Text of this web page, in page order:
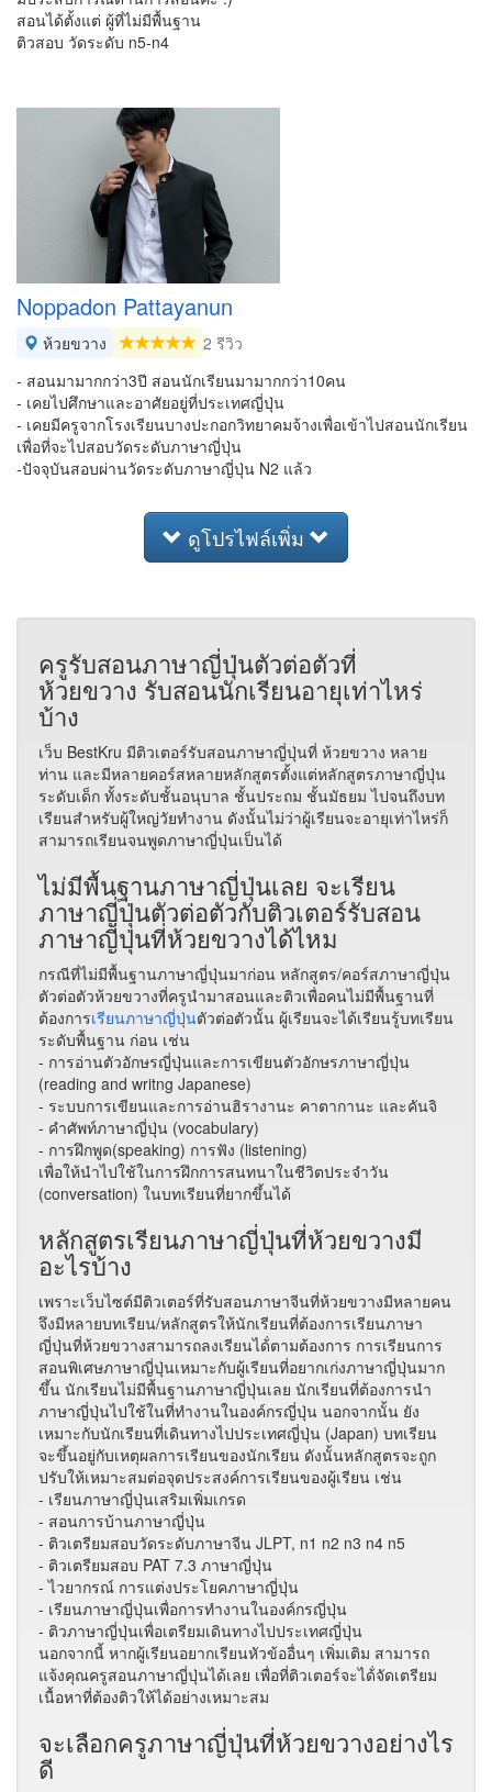
สอนได้ตั้งแต่ ผู้ที่ไม่มีพื้นฐาน
ติวสอบ วัดระดับ n5-n4
Noppadon Pattayanun
ห้วยขวาง
2 รีวิว
- สอนมามากกว่า3ปี สอนนักเรียนมามากกว่า10คน
- เคยไปศึกษาและอาศัยอยู่ที่ประเทศญี่ปุ่น
- เคยมีครูจากโรงเรียนบางปะกอกวิทยาคมจ้างเพื่อเข้าไปสอนนักเรียน
เพื่อที่จะไปสอบวัดระดับภาษาญี่ปุ่น
-ปัจจุบันสอบผ่านวัดระดับภาษาญี่ปุ่น N2 แล้ว
ดูโปรไฟล์เพิ่ม
ครูรับสอนภาษาญี่ปุ่นตัวต่อตัวที่
ห้วยขวาง รับสอนนักเรียนอายุเท่าไหร่
บ้าง
เว็บ BestKru มีติวเตอร์รับสอนภาษาญี่ปุ่นที่ ห้วยขวาง หลาย
ท่าน และมีหลายคอร์สหลายหลักสูตรตั้งแต่หลักสูตรภาษาญี่ปุ่น
ระดับเด็ก ทั้งระดับชั้นอนุบาล ชั้นประถม ชั้นมัธยม ไปจนถึงบท
เรียนสำหรับผู้ใหญ่วัยทำงาน ดังนั้นไม่ว่าผู้เรียนจะอายุเท่าไหร่ก็
สามารถเรียนจนพูดภาษาญี่ปุ่นเป็นได้
ไม่มีพื้นฐานภาษาญี่ปุ่นเลย จะเรียน
ภาษาญี่ปุ่นตัวต่อตัวกับติวเตอร์รับสอน
ภาษาญี่ปุ่นที่ห้วยขวางได้ไหม
กรณีที่ไม่มีพื้นฐานภาษาญี่ปุ่นมาก่อน หลักสูตร/คอร์สภาษาญี่ปุ่น
ตัวต่อตัวห้วยขวางที่ครูนำมาสอนและติวเพื่อคนไม่มีพื้นฐานที่
ต้องการเรียนภาษาญี่ปุ่นตัวต่อตัวนั้น ผู้เรียนจะได้เรียนรู้บทเรียน
ระดับพื้นฐาน ก่อน เช่น
- การอ่านตัวอักษรญี่ปุ่นและการเขียนตัวอักษรภาษาญี่ปุ่น
(reading and writng Japanese)
- ระบบการเขียนและการอ่านฮิรางานะ คาตากานะ และคันจิ
- คำศัพท์ภาษาญี่ปุ่น (vocabulary)
- การฝึกพูด(speaking) การฟัง (listening)
เพื่อให้นำไปใช้ในการฝึกการสนทนาในชีวิตประจำวัน
(conversation) ในบทเรียนที่ยากขึ้นได้
หลักสูตรเรียนภาษาญี่ปุ่นที่ห้วยขวางมี
อะไรบ้าง
เพราะเว็บไซต์มีติวเตอร์ที่รับสอนภาษาจีนที่ห้วยขวางมีหลายคน
จึงมีหลายบทเรียน/หลักสูตรให้นักเรียนที่ต้องการเรียนภาษา
ญี่ปุ่นที่ห้วยขวางสามารถลงเรียนได้่ตามต้องการ การเรียนการ
สอนพิเศษภาษาญี่ปุ่นเหมาะกับผู้เรียนที่อยากเก่งภาษาญี่ปุ่นมาก
ขึ้น นักเรียนไม่มีพื้นฐานภาษาญี่ปุ่นเลย นักเรียนที่ต้องการนำ
ภาษาญี่ปุ่นไปใช้ในที่ทำงานในองค์กรญี่ปุ่น นอกจากนั้น ยัง
เหมาะกับนักเรียนที่เดินทางไปประเทศญี่ปุ่น (Japan) บทเรียน
จะขึ้นอยู่กับเหตุผลการเรียนของนักเรียน ดังนั้นหลักสูตรจะถูก
ปรับให้เหมาะสมต่อจุดประสงค์การเรียนของผู้เรียน เช่น
- เรียนภาษาญี่ปุ่นเสริมเพิ่มเกรด
- สอนการบ้านภาษาญี่ปุ่น
- ติวเตรียมสอบวัดระดับภาษาจีน JLPT, n1 n2 n3 n4 n5
- ติวเตรียมสอบ PAT 7.3 ภาษาญี่ปุ่น
- ไวยากรณ์ การแต่งประโยคภาษาญี่ปุ่น
- เรียนภาษาญี่ปุ่นเพื่อการทำงานในองค์กรญี่ปุ่น
- ติวภาษาญี่ปุ่นเพื่อเตรียมเดินทางไปประเทศญี่ปุ่น
นอกจากนี้ หากผู้เรียนอยากเรียนหัวข้ออื่นๆ เพิ่มเติม สามารถ
แจ้งคุณครูสอนภาษาญี่ปุ่นได้เลย เพื่อที่ติวเตอร์จะได้่จัดเตรียม
เนื้อหาที่ต้องติวให้ได้อย่างเหมาะสม
จะเลือกครูภาษาญี่ปุ่นที่ห้วยขวางอย่างไร
ดี